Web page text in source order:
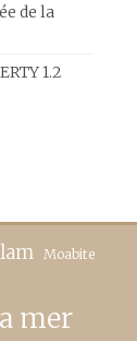
de la
1.2
Moabite
mer